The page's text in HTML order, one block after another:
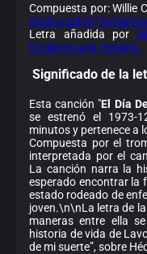
Compuesta por: Willie
equivocados?
Letra añadida por
Envíanos una revisión.
Significado de la
Esta canción "El Día
se estrenó el 1973-
minutos y pertenece a
Compuesta por el
interpretada por el
La canción narra la
esperado encontrar la
estado rodeado de
joven.\n\nLa letra de
maneras entre ella
historia de vida de
de mi suerte”, sobre